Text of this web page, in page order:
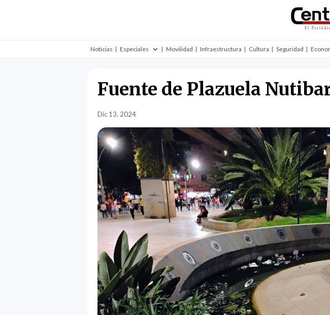
Noticias Especiales Movilidad Infraestructura Cultura Seguridad
Fuente de Plazuela
Dic 13, 2024